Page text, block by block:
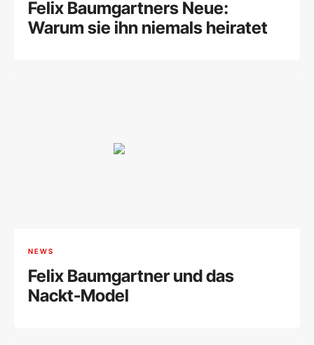
Felix Baumgartners Neue:
Warum sie ihn niemals heiratet
NEWS
Felix Baumgartner und das
Nackt-Model